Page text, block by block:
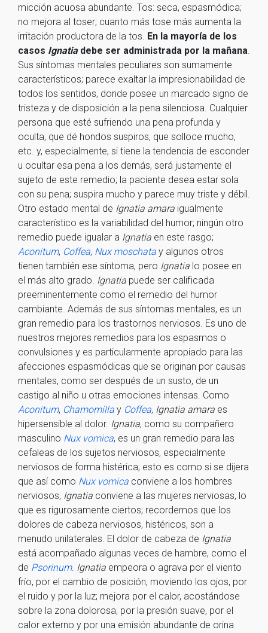
micción acuosa abundante. Tos: seca, espasmódica;
no mejora al toser; cuanto más tose más aumenta la
irritación productora de la tos. En la mayoría de los
casos Ignatiadebe ser administrada por la mañana.
Sus síntomas mentales peculiares son sumamente
característicos; parece exaltar la impresionabilidad de
todos los sentidos, donde posee un marcado signo de
tristeza y de disposición a la pena silenciosa. Cualquier
persona que esté sufriendo una pena profunda y
oculta, que dé hondos suspiros, que solloce mucho,
etc. y, especialmente, si tiene la tendencia de esconder
u ocultar esa pena a los demás, será justamente el
sujeto de este remedio; la paciente desea estar sola
con su pena; suspira mucho y parece muy triste y débil.
Otro estado mental de Ignatia amara igualmente
característico es la variabilidad del humor; ningún otro
remedio puede igualar a Ignatia en este rasgo;
Aconitum, Coffea, Nux moschata y algunos otros
tienen también ese síntoma, pero Ignatia lo posee en
el más alto grado. Ignatia puede ser calificada
preeminentemente como el remedio del humor
cambiante. Además de sus síntomas mentales, es un
gran remedio para los trastornos nerviosos. Es uno de
nuestros mejores remedios para los espasmos o
convulsiones y es particularmente apropiado para las
afecciones espasmódicas que se originan por causas
mentales, como ser después de un susto, de un
castigo al niño u otras emociones intensas. Como
Aconitum, Chamomilla y Coffea, Ignatia amara es
hipersensible al dolor. Ignatia, como su compañero
masculino Nux vomica, es un gran remedio para las
cefaleas de los sujetos nerviosos, especialmente
nerviosos de forma histérica; esto es como si se dijera
que así como Nux vomica conviene a los hombres
nerviosos, Ignatia conviene a las mujeres nerviosas, lo
que es rigurosamente ciertos; recordemos que los
dolores de cabeza nerviosos, histéricos, son a
menudo unilaterales. El dolor de cabeza de Ignatia
está acompañado algunas veces de hambre, como el
de Psorinum. Ignatia empeora o agrava por el viento
frío, por el cambio de posición, moviendo los ojos, por
el ruido y por la luz; mejora por el calor, acostándose
sobre la zona dolorosa, por la presión suave, por el
calor externo y por una emisión abundante de orina